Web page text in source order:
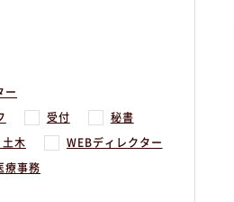
ー
受付 秘書
土木 WEBディレクター
療事務